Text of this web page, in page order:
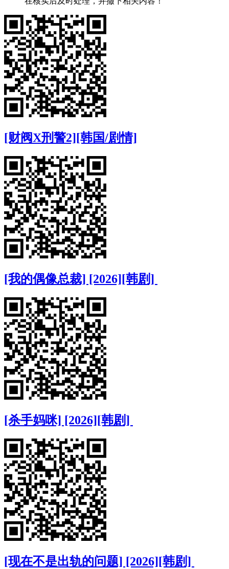
[财阀X刑警2][韩国/剧情]
[我的偶像总裁] [2026][韩剧]
[杀手妈咪] [2026][韩剧]
[现在不是出轨的问题] [2026][韩剧]